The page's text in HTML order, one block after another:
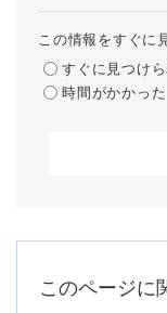
この情報をすぐに
すぐに見つけ
時間がかかった
このページに